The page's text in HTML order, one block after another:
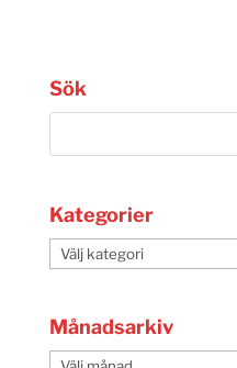
Sök
Kategorier
Kategorier
Månadsarkiv
Månadsarkiv